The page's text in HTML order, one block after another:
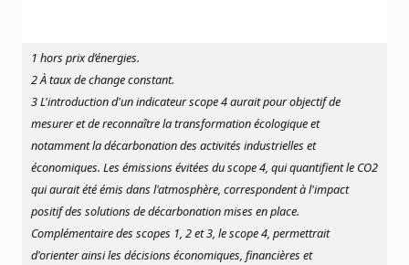
1 hors prix d’énergies.
2 À taux de change constant.
3 L'introduction d'un indicateur scope 4 aurait pour objectif de
mesurer et de reconnaître la transformation écologique et
notamment la décarbonation des activités industrielles et
économiques. Les émissions évitées du scope 4, qui quantifient le CO2
qui aurait été émis dans l'atmosphère, correspondent à l'impact
positif des solutions de décarbonation mises en place.
Complémentaire des scopes 1, 2 et 3, le scope 4, permettrait
d'orienter ainsi les décisions économiques, financières et